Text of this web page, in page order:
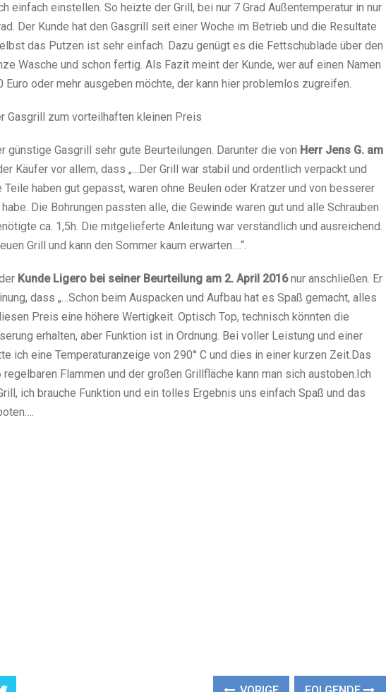
einfach einstellen. So heizte der Grill, bei nur 7 Grad Außentemperatur in nur
Der Kunde hat den Gasgrill seit einer Woche im Betrieb und die Resultate
das Putzen ist sehr einfach. Dazu genügt es die Fettschublade über den
Wasche und schon fertig. Als Fazit meint der Kunde, wer auf einen Namen
Euro oder mehr ausgeben möchte, der kann hier problemlos zugreifen.
Gasgrill zum vorteilhaften kleinen Preis
Gasgrill sehr gute Beurteilungen. Darunter die von Herr Jens G. am
Käufer vor allem, dass „…Der Grill war stabil und ordentlich verpackt und
haben gut gepasst, waren ohne Beulen oder Kratzer und von besserer
Die Bohrungen passten alle, die Gewinde waren gut und alle Schrauben
ca. 1,5h. Die mitgelieferte Anleitung war verständlich und ausreichend.
Grill und kann den Sommer kaum erwarten….“.
Kunde Ligero bei seiner Beurteilung am 2. April 2016nur anschließen. Er
dass „…Schon beim Auspacken und Aufbau hat es Spaß gemacht, alles
Preis eine höhere Wertigkeit. Optisch Top, technisch könnten die
erhalten, aber Funktion ist in Ordnung. Bei voller Leistung und einer
ich eine Temperaturanzeige von 290° C und dies in einer kurzen Zeit.Das
Flammen und der großen Grillfläche kann man sich austoben.Ich
ich brauche Funktion und ein tolles Ergebnis uns einfach Spaß und das